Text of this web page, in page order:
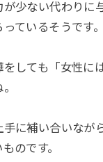
少ない代わりに
ているそうです。
しても「女性に
に補い合いなが
のです。